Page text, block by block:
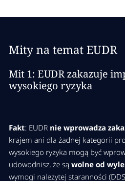
kluczowe
Porównanie
implementacji
Demo: EU
geolokalizacja
Czym jest system do
Mity na temat EUDR
Mit 1: EUDR zakazuje
wysokiego ryzyka
Fakt: EUDR nie wprowadza
krajem ani dla żadnej kategorii
wysokiego ryzyka mogą być
udowodnisz, że są wolne od
wymogi należytej staranności